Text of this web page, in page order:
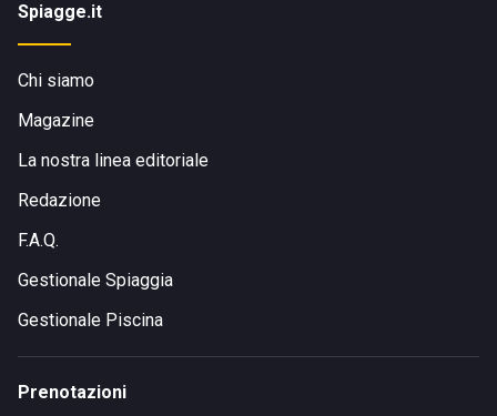
Spiagge.it
Chi siamo
Magazine
La nostra linea editoriale
Redazione
F.A.Q.
Gestionale Spiaggia
Gestionale Piscina
Prenotazioni